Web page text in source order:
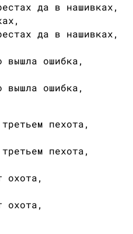
да в нашивках,
да в нашивках,
вышла ошибка,
вышла ошибка,
пехота,
пехота,
охота,
охота,